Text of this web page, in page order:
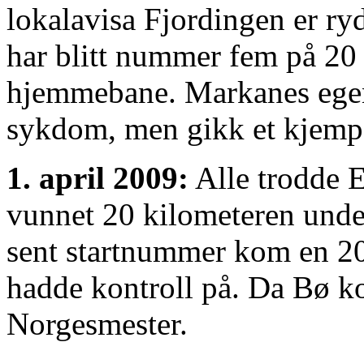
lokalavisa Fjordingen er
har blitt nummer fem på
hjemmebane. Markanes
sykdom, men gikk et
1. april 2009: Alle trodde
vunnet 20 kilometeren
sent startnummer kom en
hadde kontroll på. Da Bø
Norgesmester.